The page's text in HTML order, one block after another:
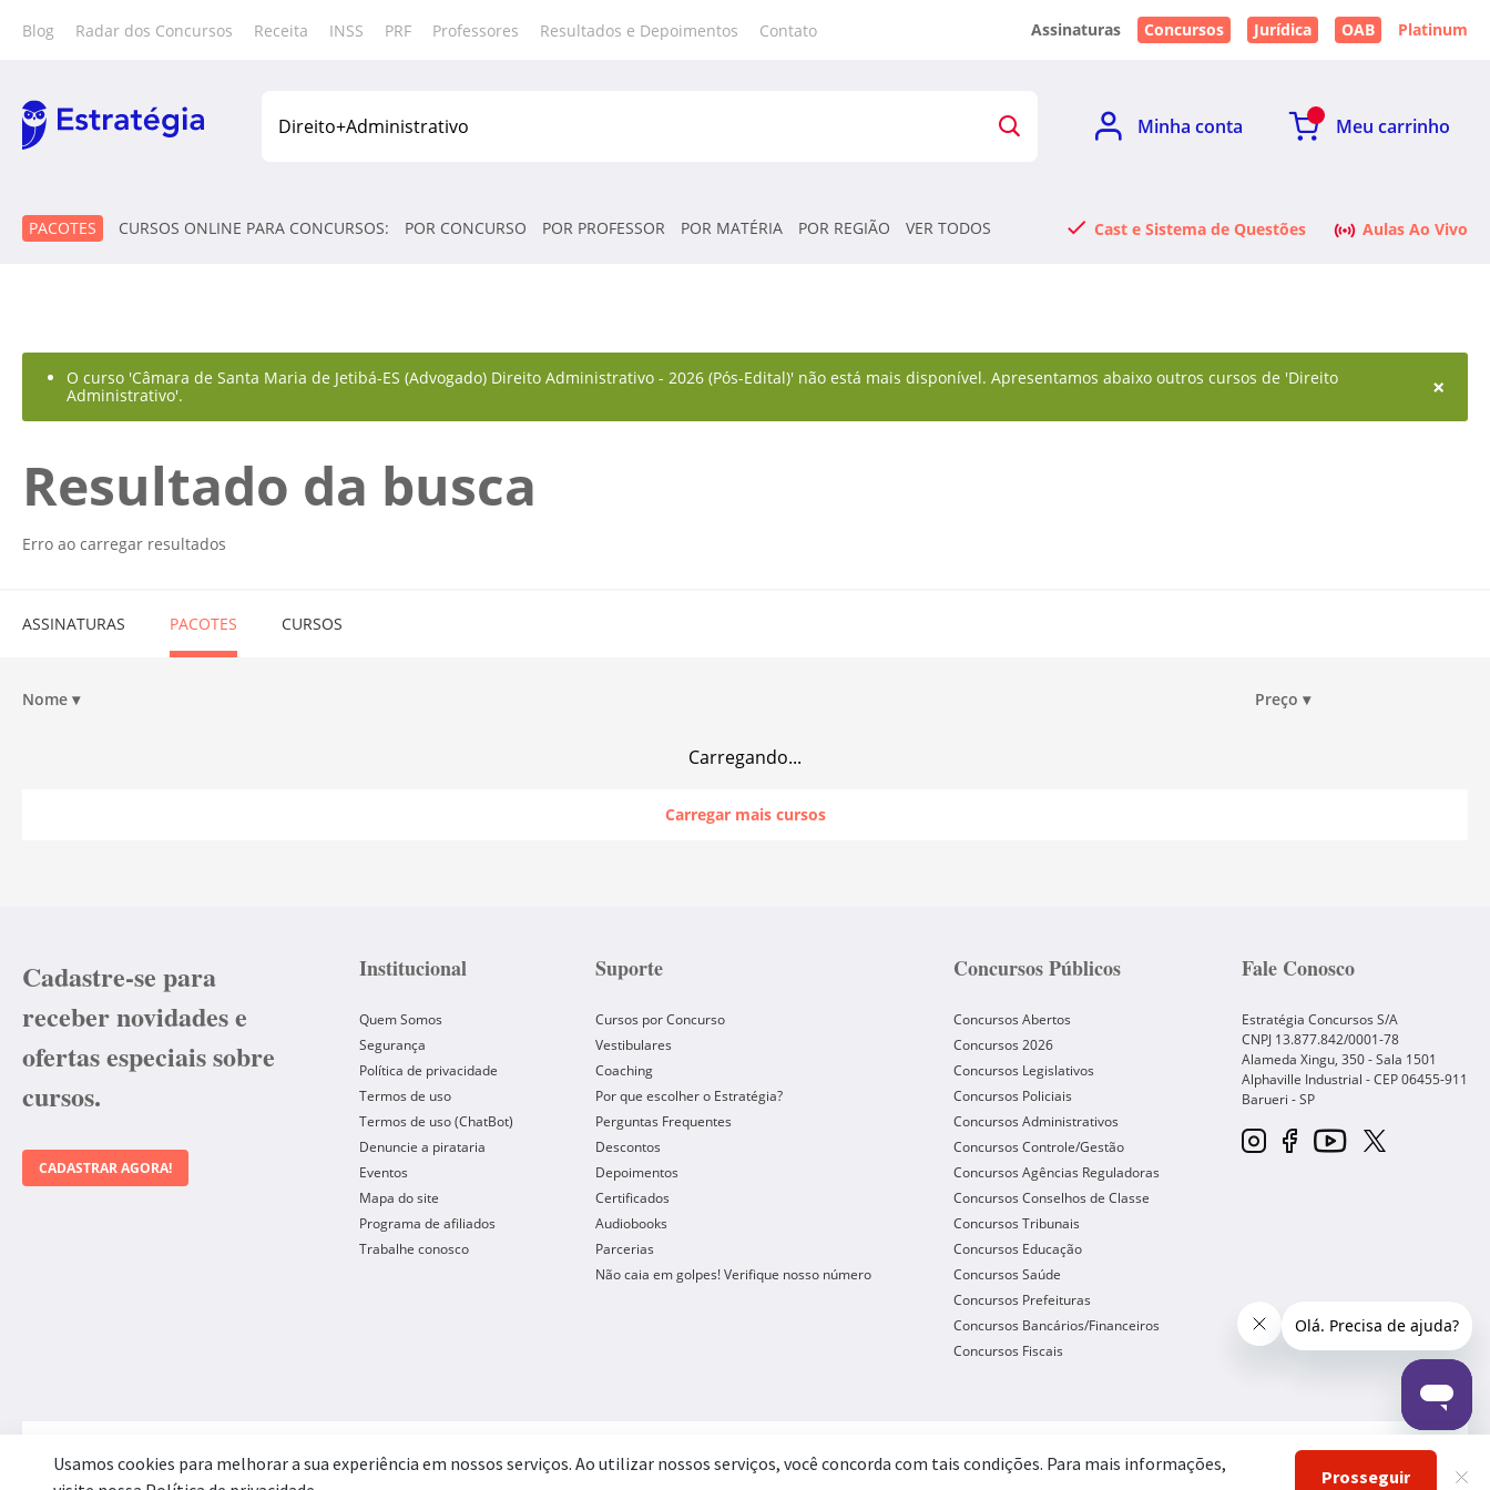
Blog Radar dos Concursos Receita INSS PRF Professores Resultados e Depoimentos Contato Assinaturas Concursos Jurídica OAB Platinum
Minha conta Meu carrinho
PACOTES CURSOS ONLINE PARA CONCURSOS: POR CONCURSO POR PROFESSOR POR MATÉRIA POR REGIÃO VER TODOS Cast e Sistema de Questões Aulas Ao Vivo
O curso 'Câmara de Santa Maria de Jetibá-ES (Advogado) Direito Administrativo - 2026 (Pós-Edital)' não está mais disponível. Apresentamos abaixo outros cursos de 'Direito
Administrativo'.
×
Resultado da busca
Erro ao carregar resultados
ASSINATURAS PACOTES CURSOS
Nome ▾ Preço ▾
Carregando...
Carregar mais cursos
Cadastre-se para
receber novidades e
ofertas especiais sobre
cursos.
CADASTRAR AGORA!
Institucional
Quem Somos
Segurança
Política de privacidade
Termos de uso
Termos de uso (ChatBot)
Denuncie a pirataria
Eventos
Mapa do site
Programa de afiliados
Trabalhe conosco
Suporte
Cursos por Concurso
Vestibulares
Coaching
Por que escolher o Estratégia?
Perguntas Frequentes
Descontos
Depoimentos
Certificados
Audiobooks
Parcerias
Não caia em golpes! Verifique nosso número
Concursos Públicos
Concursos Abertos
Concursos 2026
Concursos Legislativos
Concursos Policiais
Concursos Administrativos
Concursos Controle/Gestão
Concursos Agências Reguladoras
Concursos Conselhos de Classe
Concursos Tribunais
Concursos Educação
Concursos Saúde
Concursos Prefeituras
Concursos Bancários/Financeiros
Concursos Fiscais
Fale Conosco
Estratégia Concursos S/A
CNPJ 13.877.842/0001-78
Alameda Xingu, 350 - Sala 1501
Alphaville Industrial - CEP06455-911
Barueri -SP
Forma de Pagamento